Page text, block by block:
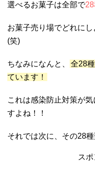
選べるお菓子は全部で
お菓子売り場でどれに
(笑)
ちなみになんと、 全28
ています！
これは感染防止対策が
すよね！！
それでは次に、その28
ス